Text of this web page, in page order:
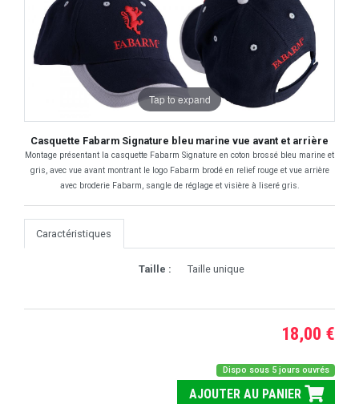
Tap to expand
Casquette Fabarm Signature bleu marine vue avant et arrière
Montage présentant la casquette Fabarm Signature en coton brossé bleu marine et
gris, avec vue avant montrant le logo Fabarm brodé en relief rouge et vue arrière
avec broderie Fabarm, sangle de réglage et visière à liseré gris.
Caractéristiques
Taille : Taille unique
18,00 €
Dispo sous 5 jours ouvrés
AJOUTER AU PANIER